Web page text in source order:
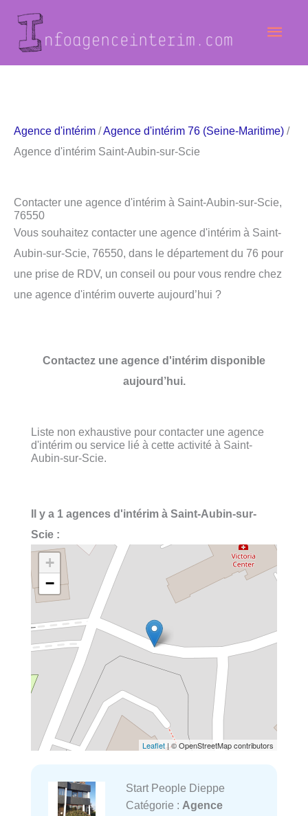
contenu
Agence d'intérim /Agence d'intérim 76 (Seine-Maritime) /
Agence d'intérim Saint-Aubin-sur-Scie
Contacter une agence d'intérim à Saint-Aubin-sur-Scie,
76550
Vous souhaitez contacter une agence d'intérim à Saint-
Aubin-sur-Scie, 76550, dans le département du 76 pour
une prise de RDV, un conseil ou pour vous rendre chez
une agence d'intérim ouverte aujourd’hui ?
Contactez une agence d'intérim disponible
aujourd’hui.
Liste non exhaustive pour contacter une agence
d'intérim ou service lié à cette activité à Saint-
Aubin-sur-Scie.
Il y a 1 agences d'intérim à Saint-Aubin-sur-
Scie :
+
−
Leaflet | © OpenStreetMap contributors
Start People Dieppe
Catégorie : Agence